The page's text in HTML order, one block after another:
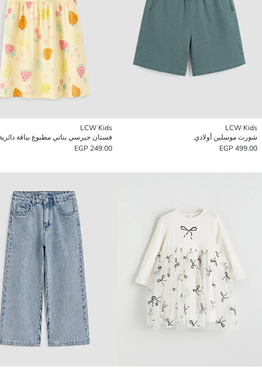
LCW Kids
شورت موسلين أولادي
499.00 EGP
LCW Kids
فستان جيرسي بناتي مطبوع بياقة
249.00 EGP